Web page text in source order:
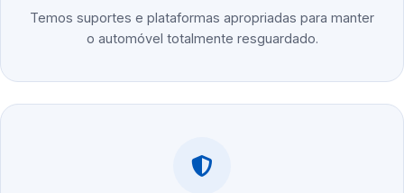
Temos suportes e plataformas apropriadas para manter
o automóvel totalmente resguardado.